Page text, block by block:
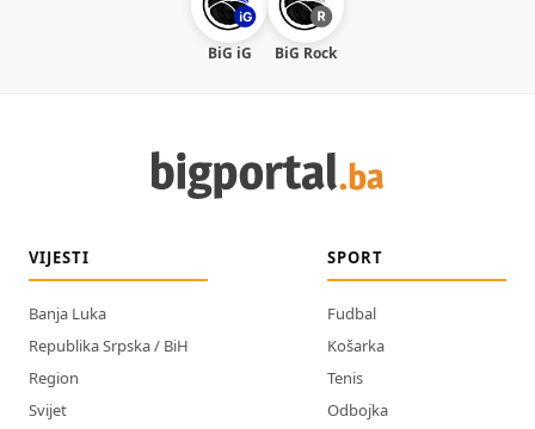
BiG iG BiG Rock
VIJESTI
Banja Luka
Republika Srpska / BiH
Region
Svijet
SPORT
Fudbal
Košarka
Tenis
Odbojka